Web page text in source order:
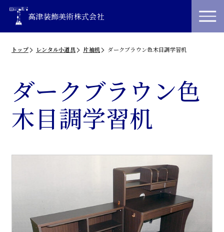
高津装飾美術株式会社
トップ レンタル小道具 片袖机 ダークブラウン色木目調学習机
ダークブラウン色
木目調学習机